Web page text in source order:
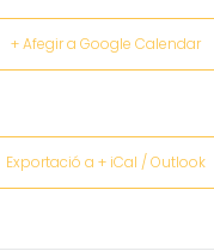
+ Afegir a Google Calendar
Exportació a + iCal / Outlook